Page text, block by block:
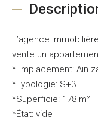
L’agence
vente un
*Emplacement: Ain
*Typologie: S+3
*Superficie: 178 m²
*État: vide